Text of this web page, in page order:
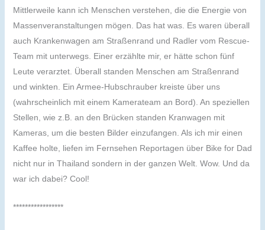
Mittlerweile kann ich Menschen verstehen, die die Energie von
Massenveranstaltungen mögen. Das hat was. Es waren überall
auch Krankenwagen am Straßenrand und Radler vom Rescue-
Team mit unterwegs. Einer erzählte mir, er hätte schon fünf
Leute verarztet. Überall standen Menschen am Straßenrand
und winkten. Ein Armee-Hubschrauber kreiste über uns
(wahrscheinlich mit einem Kamerateam an Bord). An speziellen
Stellen, wie z.B. an den Brücken standen Kranwagen mit
Kameras, um die besten Bilder einzufangen. Als ich mir einen
Kaffee holte, liefen im Fernsehen Reportagen über Bike for Dad
nicht nur in Thailand sondern in der ganzen Welt. Wow. Und da
war ich dabei? Cool!
*****************